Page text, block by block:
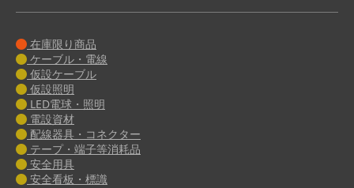
在庫限り商品
ケーブル・電線
仮設ケーブル
仮設照明
LED電球・照明
電設資材
配線器具・コネクター
テープ・端子等消耗品
安全用具
安全看板・標識